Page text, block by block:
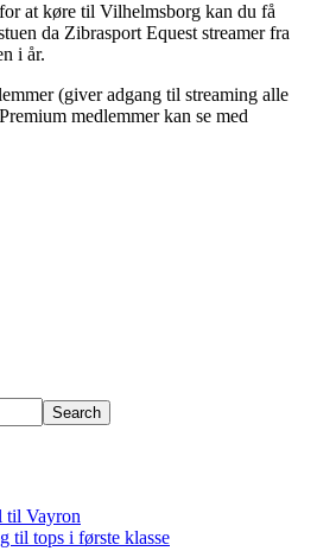
at køre til Vilhelmsborg kan du få
da Zibrasport Equest streamer fra
i år.
(giver adgang til streaming alle
medlemmer kan se med
Search
til Vayron
til tops i første klasse